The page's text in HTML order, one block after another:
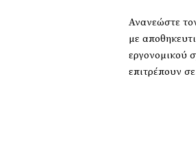
Ανανεώστε
με
εργονομικού
επιτρέπουν